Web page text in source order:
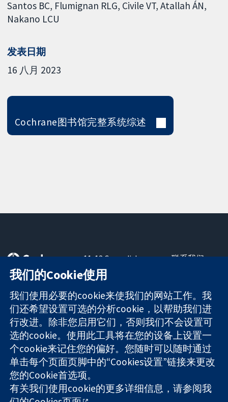
Santos BC Flumignan RLG Civile VT Atallah ÁN
Nakano LCU
发表日期
16 八月 2023
Cochrane图书馆完整系统综述
可信任的证据
知情决定
更完善的医疗健
康
11-13 Cavendish
Square
London
W1G 0AN
United Kingdom
联系我们
关于我们
工作机会
Cochrane
Library
The Cochrane Collaboration is a charity (no. 1045921) and a
company limited by guarantee (no. 03044323) registered in
England & Wales. VAT registration number GB 718 2127 49.
我们的Cookie使用
我们使用必要的cookie来使我们的网站工作。我
们还希望设置可选的分析cookie，以帮助我们进
行改进。除非您启用它们，否则我们不会设置可
选的cookie。使用此工具将在您的设备上设置一
个cookie来记住您的偏好。您随时可以随时通过
单击每个页面页脚中的“Cookies设置”链接来更改
您的Cookie首选项。
有关我们使用cookie的更多详细信息，请参阅我